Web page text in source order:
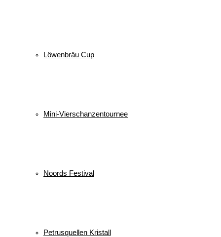
Löwenbräu Cup
Mini-Vierschanzentournee
Noords Festival
Petrusquellen Kristall